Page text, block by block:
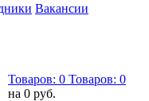
Вакансии
Товаров: 0 Товаров: 0
на 0 руб.